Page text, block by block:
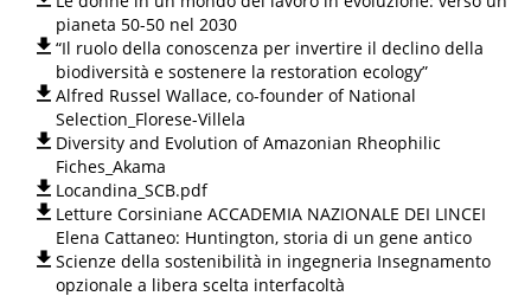
pianeta 50-50 nel 2030
“Il ruolo della conoscenza per invertire il declino della
biodiversità e sostenere la restoration ecology”
Alfred Russel Wallace, co-founder of National
Selection_Florese-Villela
Diversity and Evolution of Amazonian Rheophilic
Fiches_Akama
Locandina_SCB.pdf
Letture Corsiniane ACCADEMIA NAZIONALE DEI LINCEI
Elena Cattaneo: Huntington, storia di un gene antico
Scienze della sostenibilità in ingegneria Insegnamento
opzionale a libera scelta interfacoltà